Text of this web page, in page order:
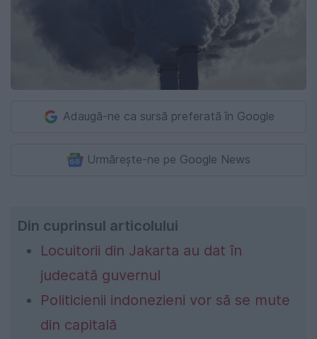
Adaugă-ne ca sursă preferată în Google
Urmărește-ne pe Google News
Din cuprinsul articolului
Locuitorii din Jakarta au dat în
judecată guvernul
Politicienii indonezieni vor să se mute
din capitală